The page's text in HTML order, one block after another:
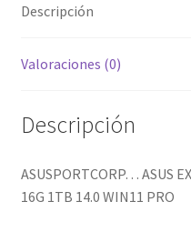
WIN11
cantidad
Descripción
Valoraciones (0)
Descripción
ASUSPORTCORP… ASUS
16G 1TB 14.0 WIN11 PRO